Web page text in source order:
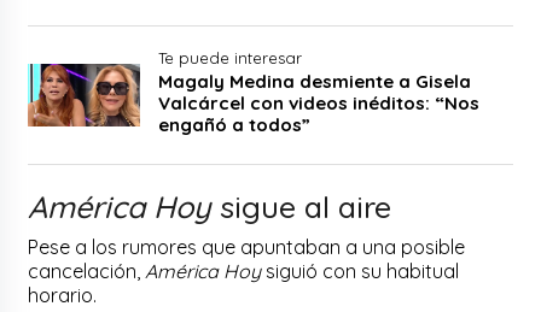
Te puede interesar
Magaly Medina desmiente a Gisela
Valcárcel con videos inéditos: “Nos
engañó a todos”
América Hoysigue al aire
Pese a los rumores que apuntaban a una posible
cancelación,América Hoysiguió con su habitual
horario.